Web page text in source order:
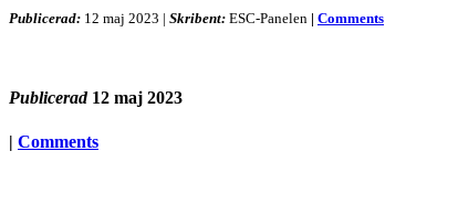
Publicerad: 12 maj 2023 | Skribent: ESC-Panelen | Comments
Publicerad 12 maj 2023
| Comments